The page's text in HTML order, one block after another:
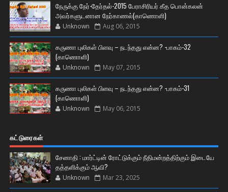
நேருக்கு நேர்-தேர்தல்-2015 பேராசிரியர் கீத பொன்கலன்
அவர்களுடனான நேர்காணல்(காணொளி)
Unknown Aug 06, 2015
கருணா புலிகள் பிளவு – நடந்தது என்ன? -பாகம்-32
(காணொளி)
Unknown May 07, 2015
கருணா புலிகள் பிளவு – நடந்தது என்ன? -பாகம்-31
(காணொளி)
Unknown May 06, 2015
கட்டுரைகள்
சேனாதி : மார்ட்டின் ரோட்டுக்கும் நீதிமன்றத்திற்கும் இடையே
தத்தளிக்கும் ஆவி?
Unknown Mar 23, 2025